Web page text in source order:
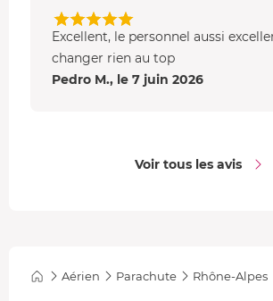
Excellent, le personnel aussi
changer rien au top
Pedro M., le 7 juin 2026
Voir tous les avis
Aérien Parachute Rhône-Alpes